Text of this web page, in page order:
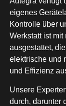
eigenes
Kontrolle über
Werkstatt ist
ausgestattet,
elektrische und
und Effizienz
Unsere
durch, darunter